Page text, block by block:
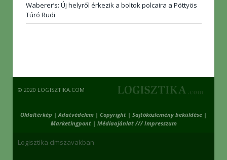
Waberer’s: Új helyről érkezik a boltok polcaira a Pöttyös
Túró Rudi
© 2020 LOGISZTIKA.COM
Oldaltérkép |Adatvédelem | Copyright | Sajtóközlemény beküldése |
Marketingpont| Médiaajánlat /// Impresszum
Logisztika címszavakban